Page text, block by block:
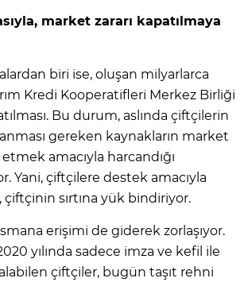
market zararı kapatılmaya
biri ise, oluşan milyarlarca
Kredi Kooperatifleri Merkez Birliği
Bu durum, aslında çiftçilerin
gereken kaynakların market
etmek amacıyla harcandığı
Yani, çiftçilere destek amacıyla
sırtına yük bindiriyor.
erişimi de giderek zorlaşıyor.
yılında sadece imza ve kefil ile
çiftçiler, bugün taşıt rehni